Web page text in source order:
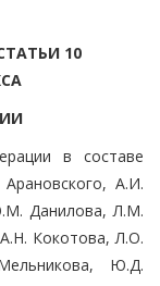
10
в составе
А.И.
Данилова, Л.М.
Кокотова, Л.О.
Ю.Д.